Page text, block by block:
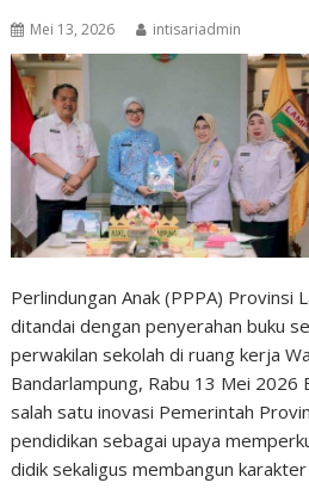
Mei 13, 2026 intisariadmin
Perlindungan Anak (PPPA) Provinsi
ditandai dengan penyerahan buku
perwakilan sekolah di ruang kerja
Bandarlampung, Rabu 13 Mei
salah satu inovasi Pemerintah
pendidikan sebagai upaya
didik sekaligus membangun